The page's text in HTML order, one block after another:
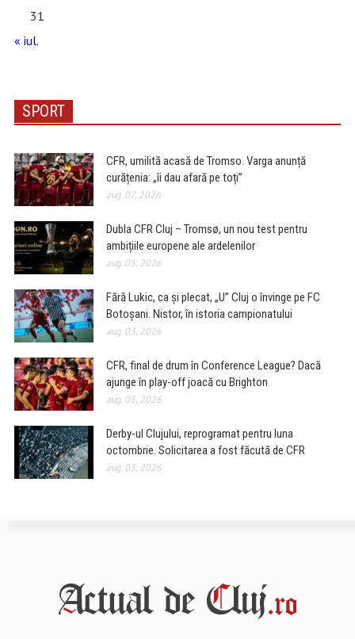
31
« iul.
SPORT
CFR, umilită acasă de Tromso. Varga anunță
curățenia: „îi dau afară pe toți”
aug. 07, 2026
Dubla CFR Cluj – Tromsø, un nou test pentru
ambițiile europene ale ardelenilor
aug. 05, 2026
Fără Lukic, ca și plecat, „U” Cluj o învinge pe FC
Botoșani. Nistor, în istoria campionatului
aug. 03, 2026
CFR, final de drum în Conference League? Dacă
ajunge în play-off joacă cu Brighton
aug. 03, 2026
Derby-ul Clujului, reprogramat pentru luna
octombrie. Solicitarea a fost făcută de CFR
aug. 03, 2026